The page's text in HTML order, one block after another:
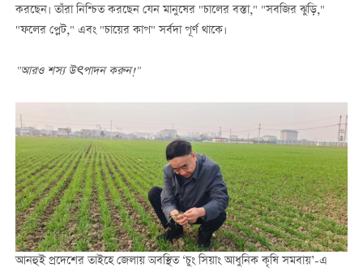
করছেন। তাঁরা নিশ্চিত করছেন যেন মানুষের "চালের বস্তা," "সবজির ঝুড়ি,"
"ফলের প্লেট," এবং "চায়ের কাপ" সর্বদা পূর্ণ থাকে।
"আরও শস্য উৎপাদন করুন!"
আনহুই প্রদেশের তাইহে জেলায় অবস্থিত ‘চুং সিয়াং আধুনিক কৃষি সমবায়’-এ